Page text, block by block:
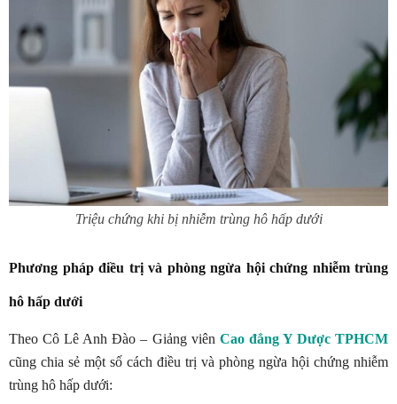
Triệu chứng khi bị nhiễm trùng hô hấp dưới
Phương pháp điều trị và phòng ngừa hội chứng nhiễm trùng
hô hấp dưới
Theo Cô Lê Anh Đào – Giảng viên Cao đẳng Y Dược TPHCM
cũng chia sẻ một số cách điều trị và phòng ngừa hội chứng nhiễm
trùng hô hấp dưới: